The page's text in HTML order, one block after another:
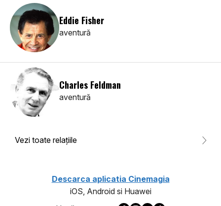
Eddie Fisher
aventură
Charles Feldman
aventură
Vezi toate relaţiile
Descarca aplicatia Cinemagia
iOS, Android si Huawei